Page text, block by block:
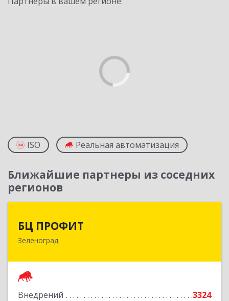
ISO Реальная автоматизация
Ближайшие партнеры из соседних
регионов
БЦ ПРОФИТ
Зеленоград
Внедрений
3324
124482, Москва г, Зеленоград г, корпус 340,